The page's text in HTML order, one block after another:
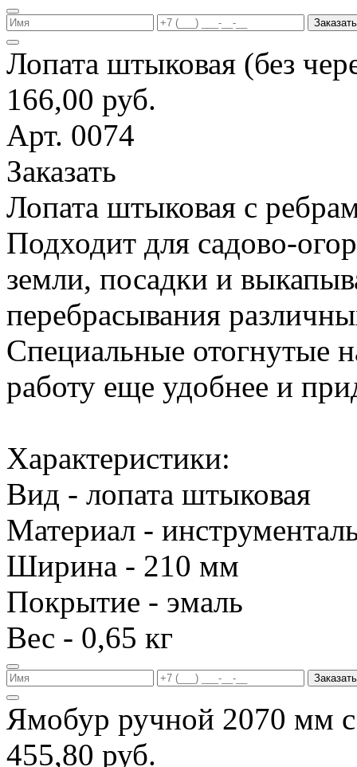
Заказать
Лопата штыковая (без
166,00 руб.
Арт. 0074
Заказать
Лопата штыковая с
Подходит для садово-
земли, посадки и
перебрасывания
Специальные отогнутые
работу еще удобнее и
Характеристики:
Вид - лопата штыковая
Материал -
Ширина - 210 мм
Покрытие - эмаль
Вес - 0,65 кг
Заказать
Ямобур ручной 2070 мм
455,80 руб.